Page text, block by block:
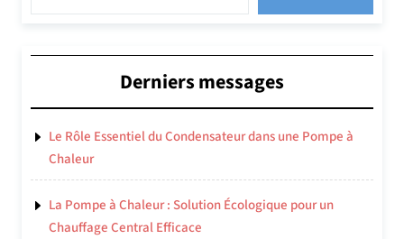
Derniers messages
Le Rôle Essentiel du Condensateur dans une Pompe à
Chaleur
La Pompe à Chaleur : Solution Écologique pour un
Chauffage Central Efficace